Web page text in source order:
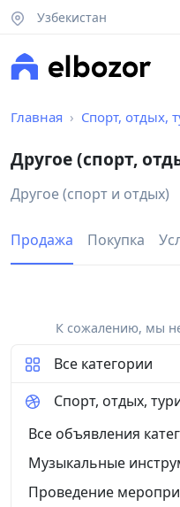
Узбекистан
Главная Спорт, отдых,
Другое (спорт,
Другое (спорт и отдых)
Продажа Покупка
К сожалению, мы
Все категории
Спорт, отдых,
Все объявления
Музыкальные
Проведение